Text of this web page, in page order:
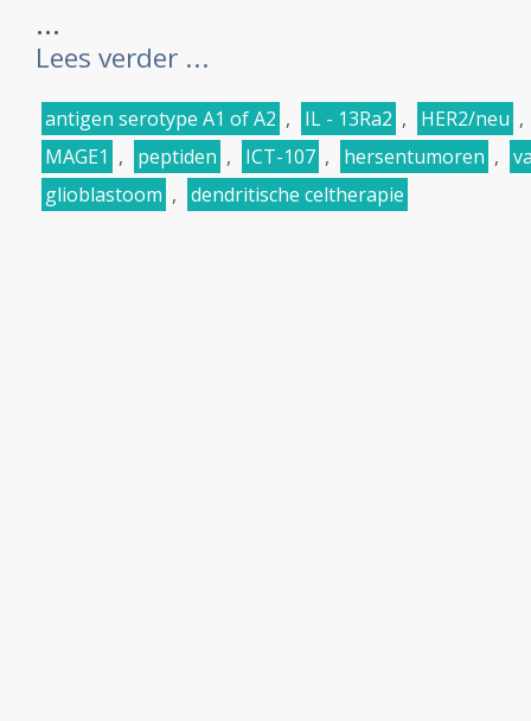
...
Lees verder ...
antigen serotype A1 of A2 , IL - 13Ra2 , HER2/neu ,
MAGE1 , peptiden , ICT-107 , hersentumoren ,
glioblastoom , dendritische celtherapie